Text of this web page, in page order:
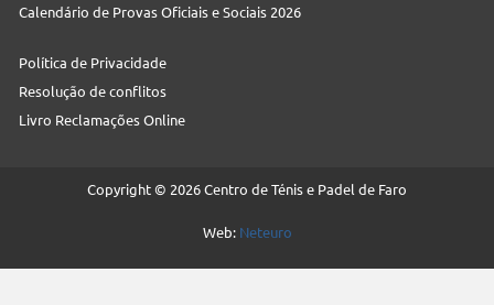
Calendário de Provas Oficiais e Sociais 2026
Política de Privacidade
Resolução de conflitos
Livro Reclamações Online
Copyright © 2026 Centro de Ténis e Padel de Faro
Web: Neteuro